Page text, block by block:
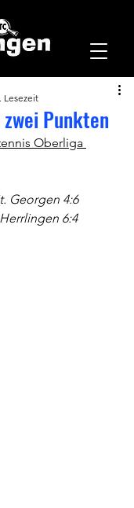
Punkten
Lesezeit
Oberliga
Georgen 4:6
6:4